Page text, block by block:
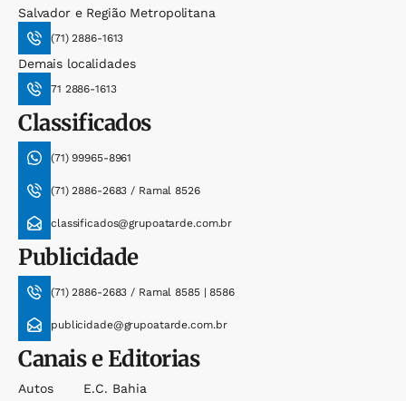
Salvador e Região Metropolitana
(71) 2886-1613
Demais localidades
71 2886-1613
Classificados
(71) 99965-8961
(71) 2886-2683 / Ramal 8526
classificados@grupoatarde.com.br
Publicidade
(71) 2886-2683 / Ramal 8585 | 8586
publicidade@grupoatarde.com.br
Canais e Editorias
Autos
E.c. Bahia